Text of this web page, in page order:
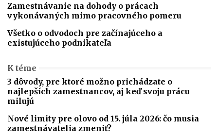
Zamestnávanie na dohody o prácach
vykonávaných mimo pracovného pomeru
Všetko o odvodoch pre začínajúceho a
existujúceho podnikateľa
K téme
3 dôvody, pre ktoré možno prichádzate o
najlepších zamestnancov, aj keď svoju prácu
milujú
Nové limity pre olovo od 15. júla 2026: čo musia
zamestnávatelia zmeniť?